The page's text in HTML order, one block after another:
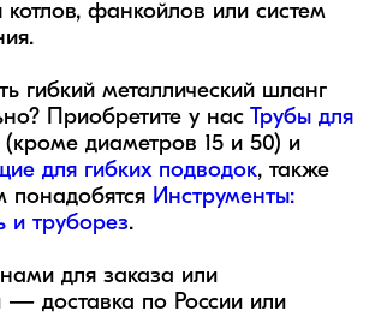
котлов, фанкойлов или систем
гибкий металлический шланг
Приобретите у нас Трубы для
(кроме диаметров 15 и 50) и
для гибких подводок, также
понадобятся Инструменты:
и труборез.
для заказа или
— доставка по России или